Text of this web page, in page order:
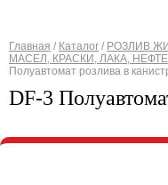
Вы здесь
Главная / Каталог / РОЗЛИВ
МАСЕЛ, КРАСКИ, ЛАКА,
Полуавтомат розлива в
DF-3